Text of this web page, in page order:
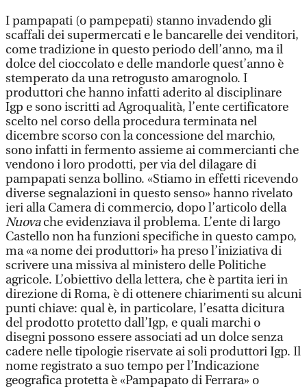
I pampapati (o pampepati) stanno invadendo gli
scaffali dei supermercati e le bancarelle dei venditori,
come tradizione in questo periodo dell’anno, ma il
dolce del cioccolato e delle mandorle quest’anno è
stemperato da una retrogusto amarognolo. I
produttori che hanno infatti aderito al disciplinare
Igp e sono iscritti ad Agroqualità, l’ente certificatore
scelto nel corso della procedura terminata nel
dicembre scorso con la concessione del marchio,
sono infatti in fermento assieme ai commercianti che
vendono i loro prodotti, per via del dilagare di
pampapati senza bollino. «Stiamo in effetti ricevendo
diverse segnalazioni in questo senso» hanno rivelato
ieri alla Camera di commercio, dopo l’articolo della
Nuovache evidenziava il problema. L’ente di largo
Castello non ha funzioni specifiche in questo campo,
ma «a nome dei produttori» ha preso l’iniziativa di
scrivere una missiva al ministero delle Politiche
agricole. L’obiettivo della lettera, che è partita ieri in
direzione di Roma, è di ottenere chiarimenti su alcuni
punti chiave: qual è, in particolare, l’esatta dicitura
del prodotto protetto dall’Igp, e quali marchi o
disegni possono essere associati ad un dolce senza
cadere nelle tipologie riservate ai soli produttori Igp. Il
nome registrato a suo tempo per l’Indicazione
geografica protetta è «Pampapato di Ferrara» o